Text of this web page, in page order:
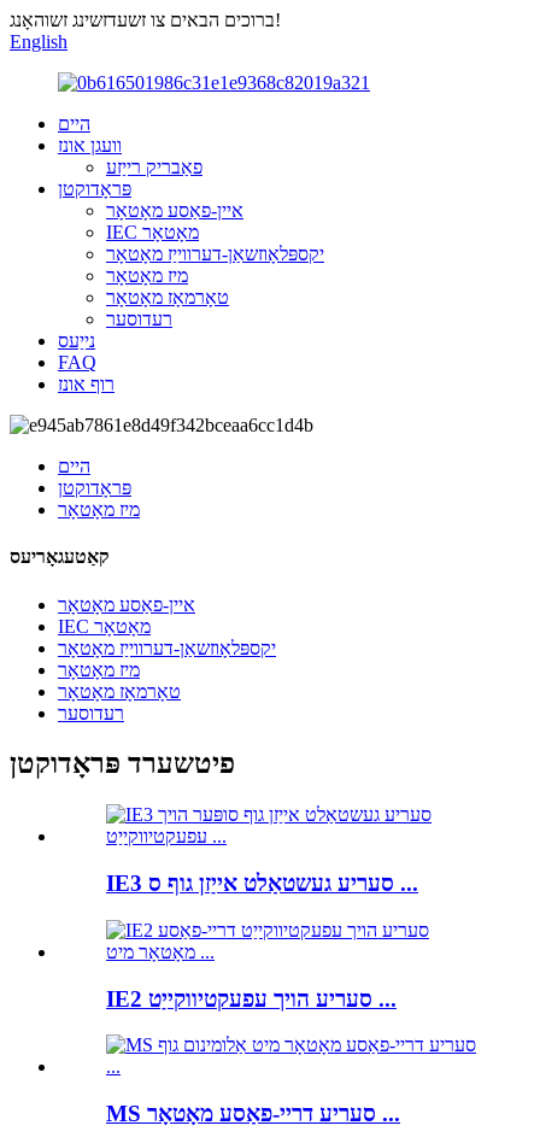
ברוכים הבאים צו זשעדזשינג זשוהאָנג!
English
היים
וועגן אונז
פאַבריק רייַזע
פּראָדוקטן
איין-פאַסע מאָטאָר
IEC מאָטאָר
יקספּלאָוזשאַן-דערווייַז מאָטאָר
מיז מאָטאָר
טאָרמאָז מאָטאָר
רעדוסער
נייַעס
FAQ
רוף אונז
היים
פּראָדוקטן
מיז מאָטאָר
קאַטעגאָריעס
איין-פאַסע מאָטאָר
IEC מאָטאָר
יקספּלאָוזשאַן-דערווייַז מאָטאָר
מיז מאָטאָר
טאָרמאָז מאָטאָר
רעדוסער
פיטשערד פּראָדוקטן
IE3 סעריע געשטאַלט אייַזן גוף ס ...
IE2 סעריע הויך עפעקטיווקייַט ...
MS סעריע דריי-פאַסע מאָטאָר ...